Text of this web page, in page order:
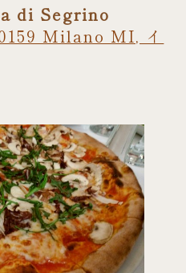
di Segrino
Milano MI, イ